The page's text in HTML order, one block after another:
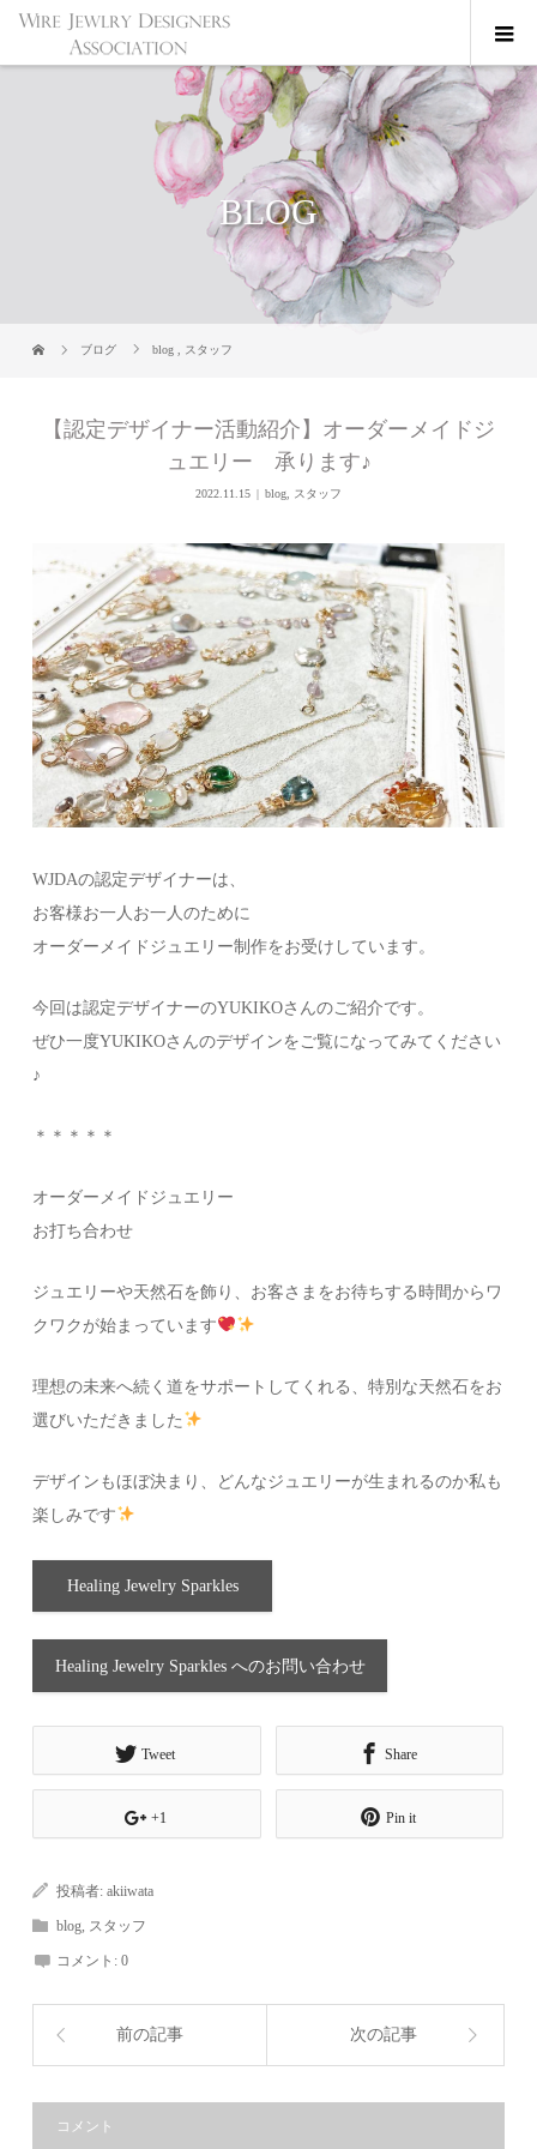
BLOG
ブログ blog スタッフ
【認定デザイナー活動紹介】オーダーメイドジ
ュエリー 承ります♪
2022.11.15 blog, スタッフ
WJDAの認定デザイナーは、
お客様お一人お一人のために
オーダーメイドジュエリー制作をお受けしています。
今回は認定デザイナーのYUKIKOさんのご紹介です。
ぜひ一度YUKIKOさんのデザインをご覧になってみてください
♪
＊＊＊＊＊
オーダーメイドジュエリー
お打ち合わせ
ジュエリーや天然石を飾り、お客さまをお待ちする時間からワ
クワクが始まっています
理想の未来へ続く道をサポートしてくれる、特別な天然石をお
選びいただきました
デザインもほぼ決まり、どんなジュエリーが生まれるのか私も
楽しみです
Healing Jewelry Sparkles
Healing Jewelry Sparkles へのお問い合わせ
Tweet Share
+1 Pin it
投稿者:akiiwata
blog, スタッフ
コメント:0
前の記事 次の記事
コメント